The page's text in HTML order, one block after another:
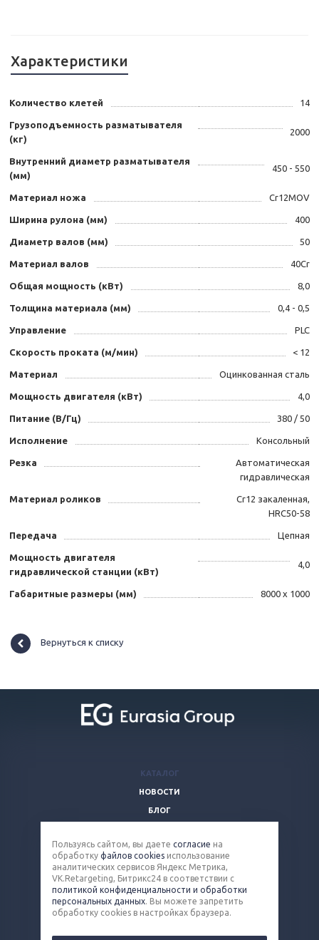
Характеристики
Количество клетей 14
Грузоподъемность разматывателя
(кг)
2000
Внутренний диаметр разматывателя
(мм)
450 - 550
Материал ножа Cr12MOV
Ширина рулона (мм) 400
Диаметр валов (мм) 50
Материал валов 40Cr
Общая мощность (кВт) 8,0
Толщина материала (мм) 0,4 - 0,5
Управление PLC
Скорость проката (м/мин) < 12
Материал Оцинкованная сталь
Мощность двигателя (кВт) 4,0
Питание (В/Гц) 380 / 50
Исполнение Консольный
Резка
Автоматическая
гидравлическая
Материал роликов
Cr12 закаленная,
HRC50-58
Передача Цепная
Мощность двигателя
гидравлической станции (кВт)
4,0
Габаритные размеры (мм) 8000 х 1000
Вернуться к списку
КАТАЛОГ
НОВОСТИ
БЛОГ
КОМПАНИЯ
КОНТАКТЫ
8 (800) 100-90-13
steel@eq-mail.ru
Пользуясь сайтом, вы даете согласие на
обработку файлов cookies использование
аналитических сервисов Яндекс Метрика,
VK.Retargeting, Битрикс24 в соответствии с
политикой конфиденциальности и обработки
персональных данных. Вы можете запретить
обработку cookies в настройках браузера.